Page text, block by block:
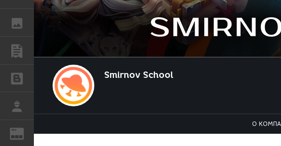
БЛОГИ
REN ЖУРНАЛ
Smirnov School
О